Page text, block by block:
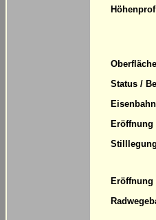
Status /
Eröffnung
Eröffnung